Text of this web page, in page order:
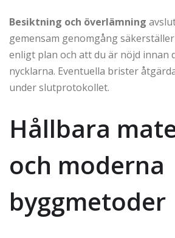
Besiktning och överlämning
gemensam genomgång
enligt plan och att du är nöjd innan
nycklarna. Eventuella brister
under slutprotokollet.
Hållbara
och moderna
byggmetoder